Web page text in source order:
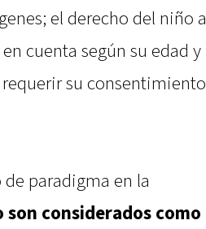
el derecho del niño a
cuenta según su edad y
su consentimiento
paradigma en la
son considerados como